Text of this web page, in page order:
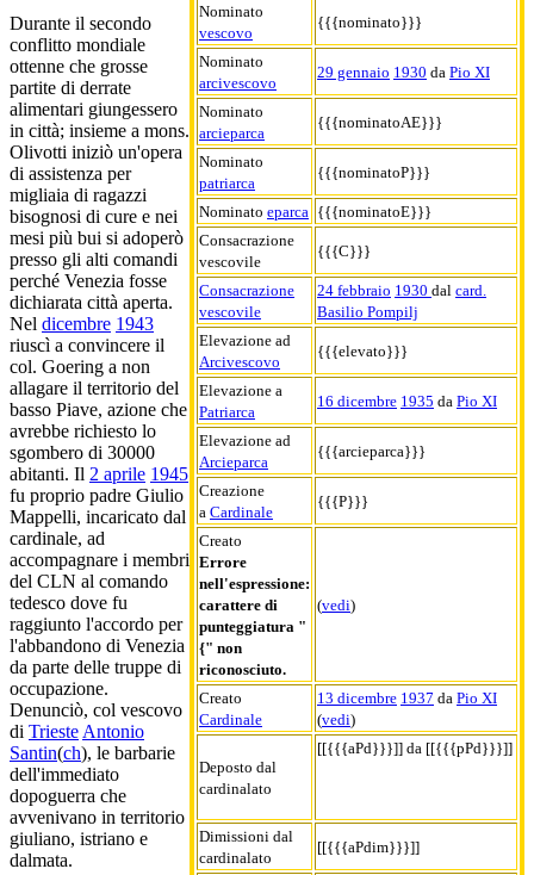
Nominato
vescovo
{{{nominato}}}
Nominato
arcivescovo
29 gennaio 1930 da Pio XI
Nominato
arcieparca
{{{nominatoAE}}}
Nominato
patriarca
{{{nominatoP}}}
Nominato eparca {{{nominatoE}}}
Consacrazione
vescovile
{{{C}}}
Consacrazione
vescovile
24 febbraio 1930 dal card.
Basilio Pompilj
Elevazione ad
Arcivescovo
{{{elevato}}}
Elevazione a
Patriarca
16 dicembre 1935 da Pio XI
Elevazione ad
Arcieparca
{{{arcieparca}}}
Creazione
a Cardinale
{{{P}}}
Creato
Errore
nell'espressione:
carattere di
punteggiatura "
{" non
riconosciuto.
(vedi)
Creato
Cardinale
13 dicembre 1937 da Pio XI
(vedi)
Deposto dal
cardinalato
[[{{{aPd}}}]] da [[{{{pPd}}}]]
Dimissioni dal
cardinalato
[[{{{aPdim}}}]]
Durante il secondo
conflitto mondiale
ottenne che grosse
partite di derrate
alimentari giungessero
in città; insieme a mons.
Olivotti iniziò un'opera
di assistenza per
migliaia di ragazzi
bisognosi di cure e nei
mesi più bui si adoperò
presso gli alti comandi
perché Venezia fosse
dichiarata città aperta.
Nel dicembre 1943
riuscì a convincere il
col. Goering a non
allagare il territorio del
basso Piave, azione che
avrebbe richiesto lo
sgombero di 30000
abitanti. Il 2 aprile 1945
fu proprio padre Giulio
Mappelli, incaricato dal
cardinale, ad
accompagnare i membri
del CLN al comando
tedesco dove fu
raggiunto l'accordo per
l'abbandono di Venezia
da parte delle truppe di
occupazione.
Denunciò, col vescovo
di Trieste Antonio
Santin(ch), le barbarie
dell'immediato
dopoguerra che
avvenivano in territorio
giuliano, istriano e
dalmata.